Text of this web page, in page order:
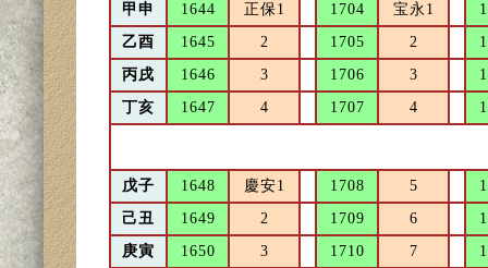
甲申 1644 正保1 1704 宝永1
乙酉
1645 2 1705 2
丙戌
1646 3 1706 3
丁亥
1647 4 1707 4
戊子 1648 慶安1 1708 5
己丑
1649 2 1709 6
庚寅
1650 3 1710 7